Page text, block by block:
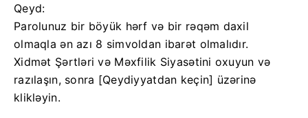
Qeyd:
Parolunuz bir böyük hərf və bir rəqəm daxil
olmaqla ən azı 8 simvoldan ibarət olmalıdır.
Xidmət Şərtləri və Məxfilik Siyasətini oxuyun və
razılaşın, sonra [Qeydiyyatdan keçin] üzərinə
klikləyin.